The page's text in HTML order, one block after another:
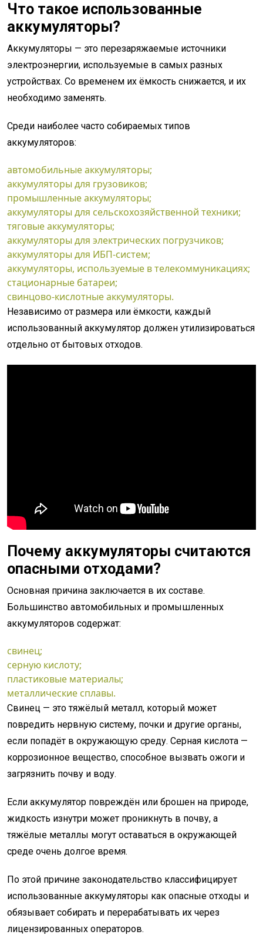
Что такое использованные
аккумуляторы?
Аккумуляторы — это перезаряжаемые источники
электроэнергии, используемые в самых разных
устройствах. Со временем их ёмкость снижается, и их
необходимо заменять.
Среди наиболее часто собираемых типов
аккумуляторов:
автомобильные аккумуляторы;
аккумуляторы для грузовиков;
промышленные аккумуляторы;
аккумуляторы для сельскохозяйственной техники;
тяговые аккумуляторы;
аккумуляторы для электрических погрузчиков;
аккумуляторы для ИБП-систем;
аккумуляторы, используемые в телекоммуникациях;
стационарные батареи;
свинцово-кислотные аккумуляторы.
Независимо от размера или ёмкости, каждый
использованный аккумулятор должен утилизироваться
отдельно от бытовых отходов.
Почему аккумуляторы считаются
опасными отходами?
Основная причина заключается в их составе.
Большинство автомобильных и промышленных
аккумуляторов содержат:
свинец;
серную кислоту;
пластиковые материалы;
металлические сплавы.
Свинец — это тяжёлый металл, который может
повредить нервную систему, почки и другие органы,
если попадёт в окружающую среду. Серная кислота —
коррозионное вещество, способное вызвать ожоги и
загрязнить почву и воду.
Если аккумулятор повреждён или брошен на природе,
жидкость изнутри может проникнуть в почву, а
тяжёлые металлы могут оставаться в окружающей
среде очень долгое время.
По этой причине законодательство классифицирует
использованные аккумуляторы как опасные отходы и
обязывает собирать и перерабатывать их через
лицензированных операторов.